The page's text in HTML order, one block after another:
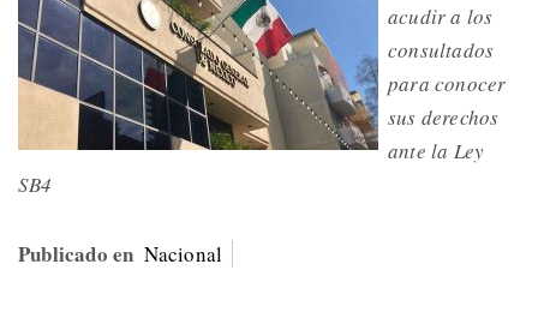
acudir a los
consultados
para conocer
sus derechos
ante la Ley
SB4
Publicado en Nacional